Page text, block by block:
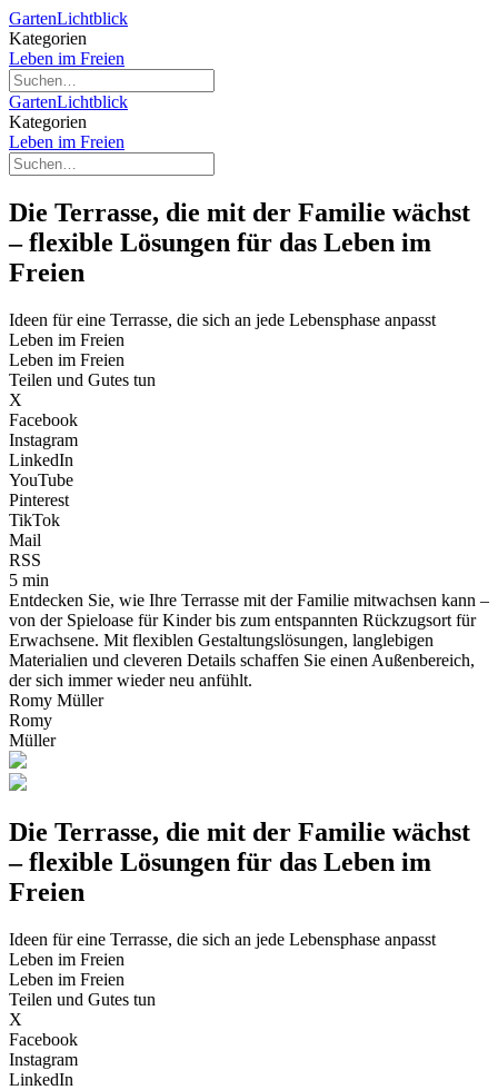
GartenLichtblick
Kategorien
Leben im Freien
GartenLichtblick
Kategorien
Leben im Freien
Die Terrasse, die mit der Familie wächst
– flexible Lösungen für das Leben im
Freien
Ideen für eine Terrasse, die sich an jede Lebensphase anpasst
Leben im Freien
Leben im Freien
Teilen und Gutes tun
X
Facebook
Instagram
LinkedIn
YouTube
Pinterest
TikTok
Mail
RSS
5 min
Entdecken Sie, wie Ihre Terrasse mit der Familie mitwachsen kann –
von der Spieloase für Kinder bis zum entspannten Rückzugsort für
Erwachsene. Mit flexiblen Gestaltungslösungen, langlebigen
Materialien und cleveren Details schaffen Sie einen Außenbereich,
der sich immer wieder neu anfühlt.
Romy Müller
Romy
Müller
Die Terrasse, die mit der Familie wächst
– flexible Lösungen für das Leben im
Freien
Ideen für eine Terrasse, die sich an jede Lebensphase anpasst
Leben im Freien
Leben im Freien
Teilen und Gutes tun
X
Facebook
Instagram
LinkedIn